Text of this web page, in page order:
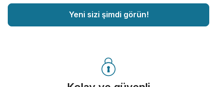
Yeni sizi şimdi görün!